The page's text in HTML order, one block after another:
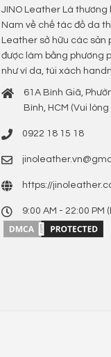
JINO Leather Là thương
Nam về chế tác đồ da
Leather sở hữu các sản
được làm bằng phương
như ví da, túi xách
61A Bình Giã,
Bình, HCM (Vui
0922 18 15 18
https://
9:00 AM - 22:00 PM